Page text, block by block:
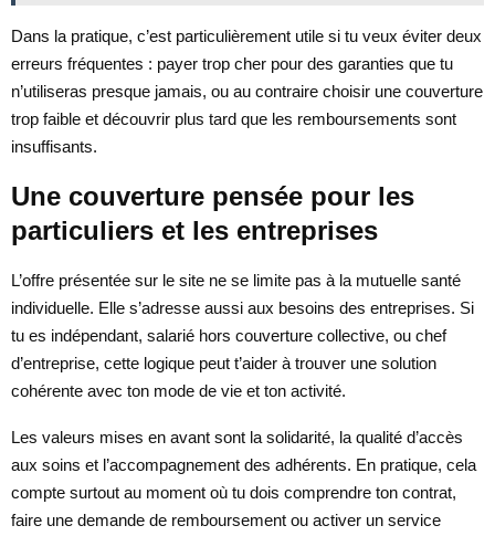
Dans la pratique, c’est particulièrement utile si tu veux éviter deux
erreurs fréquentes : payer trop cher pour des garanties que tu
n’utiliseras presque jamais, ou au contraire choisir une couverture
trop faible et découvrir plus tard que les remboursements sont
insuffisants.
Une couverture pensée pour les
particuliers et les entreprises
L’offre présentée sur le site ne se limite pas à la mutuelle santé
individuelle. Elle s’adresse aussi aux besoins des entreprises. Si
tu es indépendant, salarié hors couverture collective, ou chef
d’entreprise, cette logique peut t’aider à trouver une solution
cohérente avec ton mode de vie et ton activité.
Les valeurs mises en avant sont la solidarité, la qualité d’accès
aux soins et l’accompagnement des adhérents. En pratique, cela
compte surtout au moment où tu dois comprendre ton contrat,
faire une demande de remboursement ou activer un service